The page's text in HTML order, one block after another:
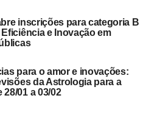
inscrições para categoria B
e Inovação em
para o amor e inovações:
da Astrologia para a
28/01 a 03/02